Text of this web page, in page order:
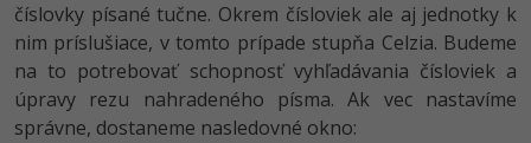
číslovky písané tučne. Okrem čísloviek ale aj jednotky k
nim príslušiace, v tomto prípade stupňa Celzia. Budeme
na to potrebovať schopnosť vyhľadávania čísloviek a
úpravy rezu nahradeného písma. Ak vec nastavíme
správne, dostaneme nasledovné okno: